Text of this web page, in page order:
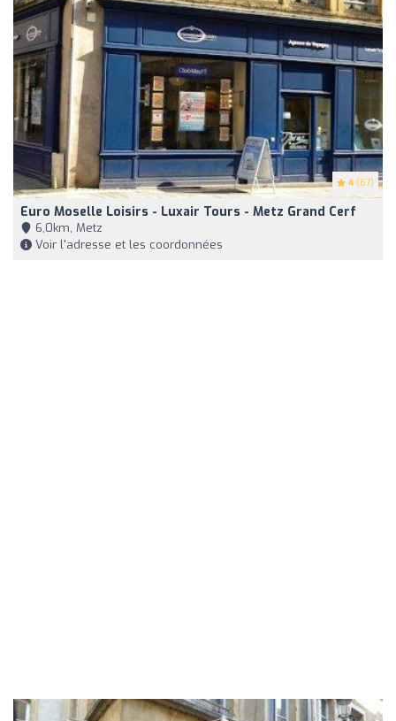
4 (67)
Euro Moselle Loisirs - Luxair Tours - Metz Grand Cerf
6,0km, Metz
Voir l'adresse et les coordonnées